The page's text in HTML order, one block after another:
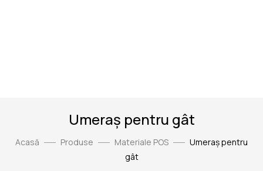
Umeraș pentru gât
Acasă Produse Materiale POS
Umeraș pentru
gât